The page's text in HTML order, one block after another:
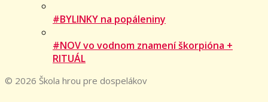
#BYLINKY na popáleniny
#NOV vo vodnom znamení škorpióna +
RITUÁL
© 2026 Škola hrou pre dospelákov